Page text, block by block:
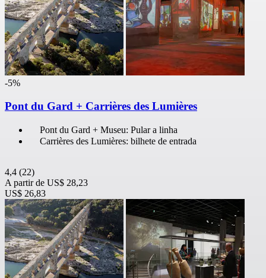
-5%
Pont du Gard + Carrières des Lumières
Pont du Gard + Museu: Pular a linha
Carrières des Lumières: bilhete de entrada
4,4 (22)
A partir de US$ 28,23
US$ 26,83